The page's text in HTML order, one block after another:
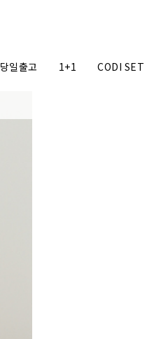
당일출고 1+1 CODI SET